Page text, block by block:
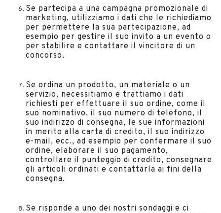
Se partecipa a una campagna promozionale di
marketing, utilizziamo i dati che le richiediamo
per permettere la sua partecipazione, ad
esempio per gestire il suo invito a un evento o
per stabilire e contattare il vincitore di un
concorso.
Se ordina un prodotto, un materiale o un
servizio, necessitiamo e trattiamo i dati
richiesti per effettuare il suo ordine, come il
suo nominativo, il suo numero di telefono, il
suo indirizzo di consegna, le sue informazioni
in merito alla carta di credito, il suo indirizzo
e-mail, ecc., ad esempio per confermare il suo
ordine, elaborare il suo pagamento,
controllare il punteggio di credito, consegnare
gli articoli ordinati e contattarla ai fini della
consegna.
Se risponde a uno dei nostri sondaggi e ci